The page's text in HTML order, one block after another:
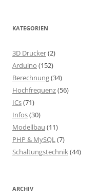
KATEGORIEN
3D Drucker(2)
Arduino (152)
Berechnung(34)
Hochfrequenz(56)
ICs(71)
Infos(30)
Modellbau (11)
PHP & MySQL (7)
Schaltungstechnik (44)
ARCHIV